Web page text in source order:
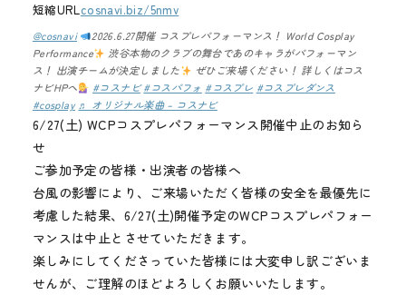
お知らせ
短縮URLcosnavi.biz/5nmv
@cosnavi
2026.6.27開催 コスプレパフォーマンス！ World Cosplay
Performance
渋谷本物のクラブの舞台であのキャラがパフォーマン
ス！ 出演チームが決定しました
ぜひご来場ください！ 詳しくはコス
ナビHPへ
#コスナビ #コスパフォ #コスプレ #コスプレダンス
#cosplay ♬ オリジナル楽曲 – コスナビ
6/27(土) WCPコスプレパフォーマンス開催中止のお知ら
せ
ご参加予定の皆様・出演者の皆様へ
台風の影響により、ご来場いただく皆様の安全を最優先に
考慮した結果、6/27(土)開催予定のWCPコスプレパフォー
マンスは中止とさせていただきます。
楽しみにしてくださっていた皆様には大変申し訳ございま
せんが、ご理解のほどよろしくお願いいたします。